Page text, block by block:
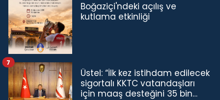
Boğaziçi'ndeki açılış ve
kutlama etkinliği
Üstel: “İlk kez istihdam edilecek
sigortalı KKTC vatandaşları
için maaş desteğini 35 bin
7